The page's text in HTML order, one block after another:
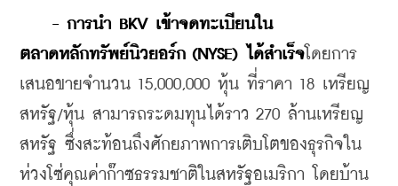
- การนำ BKV เข้าจดทะเบียนใน
ตลาดหลักทรัพย์นิวยอร์ก (NYSE) ได้สำเร็จโดยการ
เสนอขายจำนวน 15,000,000 หุ้น ที่ราคา 18 เหรียญ
สหรัฐ/หุ้น สามารถระดมทุนได้ราว 270 ล้านเหรียญ
สหรัฐ ซึ่งสะท้อนถึงศักยภาพการเติบโตของธุรกิจใน
ห่วงโซ่คุณค่าก๊าซธรรมชาติในสหรัฐอเมริกา โดยบ้าน